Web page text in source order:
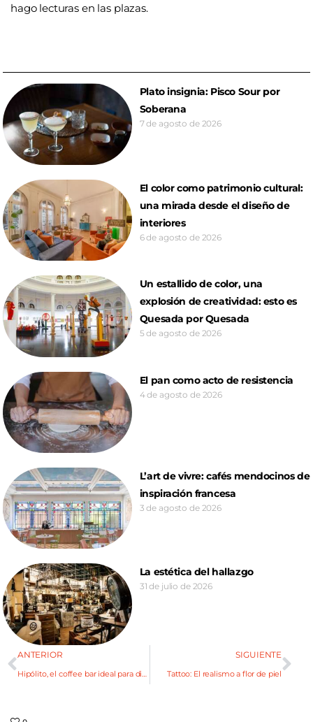
hago lecturas en las plazas.
Plato insignia: Pisco Sour por
Soberana
7 de agosto de 2026
El color como patrimonio cultural:
una mirada desde el diseño de
interiores
6 de agosto de 2026
Un estallido de color, una
explosión de creatividad: esto es
Quesada por Quesada
5 de agosto de 2026
El pan como acto de resistencia
4 de agosto de 2026
L’art de vivre: cafés mendocinos de
inspiración francesa
3 de agosto de 2026
La estética del hallazgo
31 de julio de 2026
ANTERIOR
Hipólito, el coffee bar ideal para disfrutar del otoño
SIGUIENTE
Tattoo: El realismo a flor de piel